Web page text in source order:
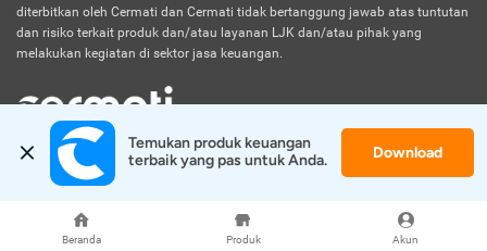
Beranda Produk Akun
diterbitkan oleh Cermati dan Cermati tidak bertanggung jawab atas tuntutan
dan risiko terkait produk dan/atau layanan LJK dan/atau pihak yang
melakukan kegiatan di sektor jasa keuangan.
© 2026 Cermati. All Rights Reserved.
Temukan produk keuangan
terbaik yang pas untuk Anda.
Download